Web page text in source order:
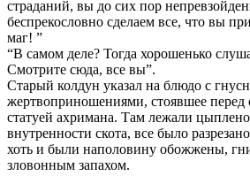
страданий, вы до сих пор
беспрекословно сделаем все, что вы
маг! ”
“В самом деле? Тогда хорошенько
Смотрите сюда, все вы”.
Старый колдун указал на блюдо с
жертвоприношениями, стоявшее перед
статуей ахримана. Там лежали
внутренности скота, все было
хоть и были наполовину обожжены,
зловонным запахом.